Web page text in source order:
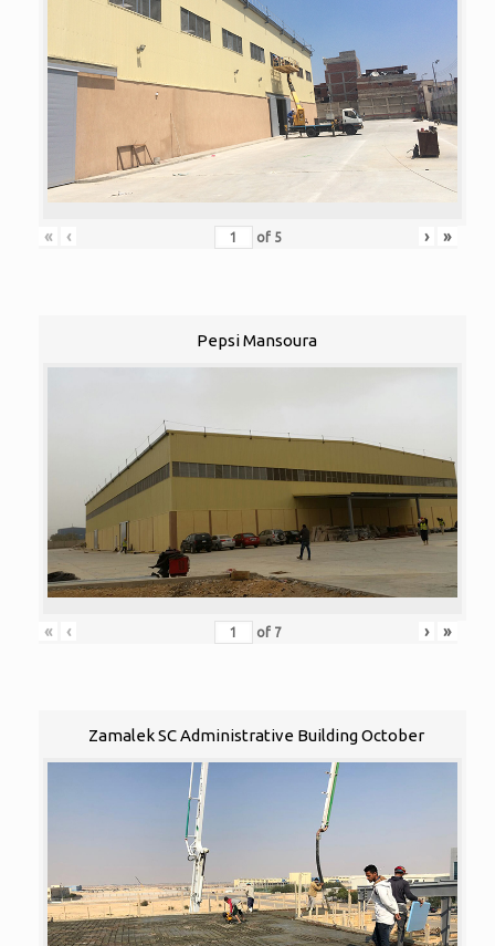
« ‹ of 5 › »
Pepsi Mansoura
« ‹ of 7 › »
Zamalek SC Administrative Building October